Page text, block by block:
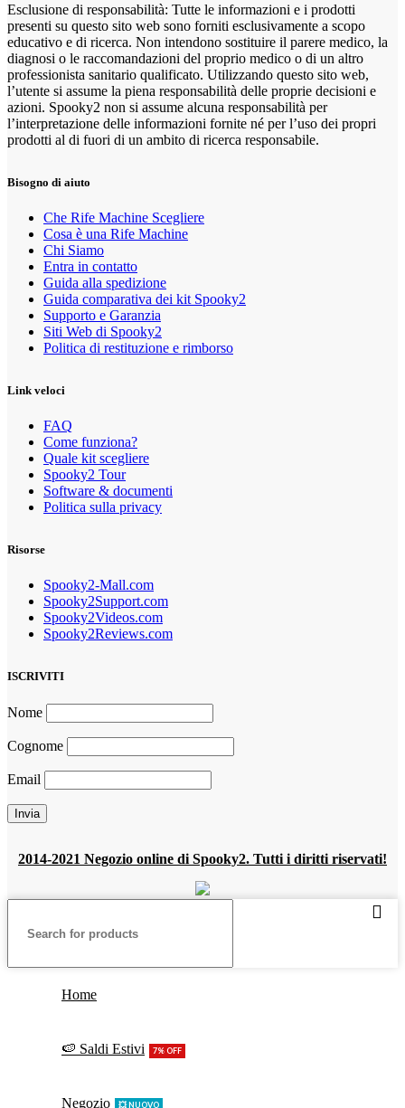
Esclusione di responsabilità: Tutte le informazioni e i prodotti
presenti su questo sito web sono forniti esclusivamente a scopo
educativo e di ricerca. Non intendono sostituire il parere medico, la
diagnosi o le raccomandazioni del proprio medico o di un altro
professionista sanitario qualificato. Utilizzando questo sito web,
l’utente si assume la piena responsabilità delle proprie decisioni e
azioni. Spooky2 non si assume alcuna responsabilità per
l’interpretazione delle informazioni fornite né per l’uso dei propri
prodotti al di fuori di un ambito di ricerca responsabile.
Bisogno di aiuto
Che Rife Machine Scegliere
Cosa è una Rife Machine
Chi Siamo
Entra in contatto
Guida alla spedizione
Guida comparativa dei kit Spooky2
Supporto e Garanzia
Siti Web di Spooky2
Politica di restituzione e rimborso
Link veloci
FAQ
Come funziona?
Quale kit scegliere
Spooky2 Tour
Software & documenti
Politica sulla privacy
Risorse
Spooky2-Mall.com
Spooky2Support.com
Spooky2Videos.com
Spooky2Reviews.com
ISCRIVITI
Nome
Cognome
Email
2014-2021 Negozio online di Spooky2. Tutti i diritti riservati!
Home
🍉 Saldi Estivi 7% OFF
Negozio 💥 NUOVO